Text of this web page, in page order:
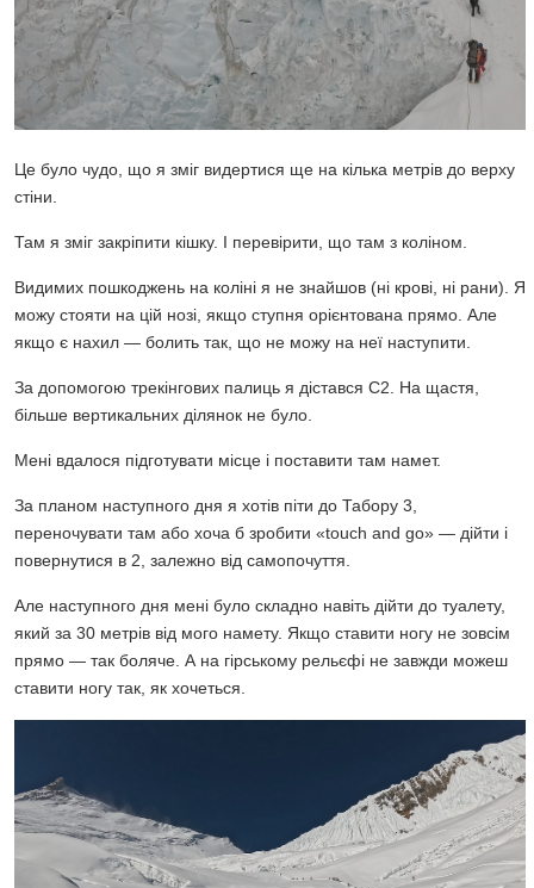
Це було чудо, що я зміг видертися ще на кілька метрів до верху
стіни.
Там я зміг закріпити кішку. І перевірити, що там з коліном.
Видимих пошкоджень на коліні я не знайшов (ні крові, ні рани). Я
можу стояти на цій нозі, якщо ступня орієнтована прямо. Але
якщо є нахил — болить так, що не можу на неї наступити.
За допомогою трекінгових палиць я дістався C2. На щастя,
більше вертикальних ділянок не було.
Мені вдалося підготувати місце і поставити там намет.
За планом наступного дня я хотів піти до Табору 3,
переночувати там або хоча б зробити «touch and go» — дійти і
повернутися в 2, залежно від самопочуття.
Але наступного дня мені було складно навіть дійти до туалету,
який за 30 метрів від мого намету. Якщо ставити ногу не зовсім
прямо — так боляче. А на гірському рельєфі не завжди можеш
ставити ногу так, як хочеться.